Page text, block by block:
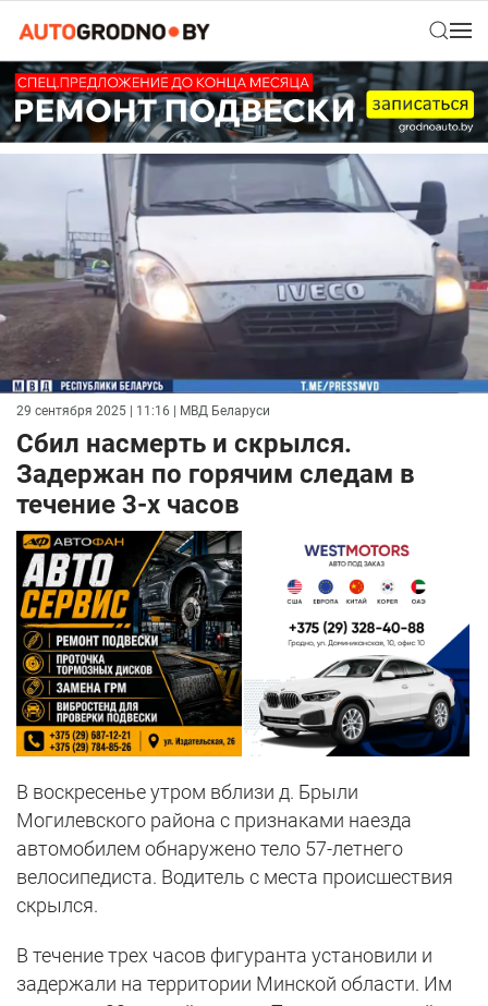
29 сентября 2025 | 11:16 | МВД Беларуси
Сбил насмерть и скрылся.
Задержан по горячим следам в
течение 3-х часов
В воскресенье утром вблизи д. Брыли
Могилевского района с признаками наезда
автомобилем обнаружено тело 57-летнего
велосипедиста. Водитель с места происшествия
скрылся.
В течение трех часов фигуранта установили и
задержали на территории Минской области. Им